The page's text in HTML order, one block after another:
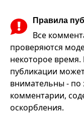
Правила
Все
проверяются
некоторое
публикации
внимательны -
комментарии,
оскорбления.